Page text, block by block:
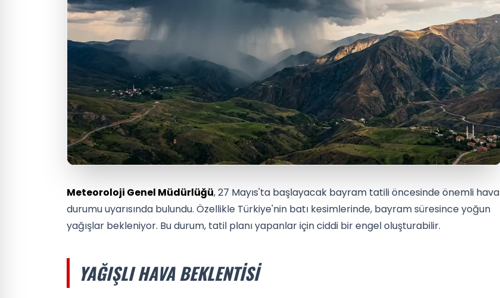
Meteoroloji Genel Müdürlüğü, 27 Mayıs'ta başlayacak bayram tatili öncesinde önemli hava
durumu uyarısında bulundu. Özellikle Türkiye'nin batı kesimlerinde, bayram süresince yoğun
yağışlar bekleniyor. Bu durum, tatil planı yapanlar için ciddi bir engel oluşturabilir.
YAĞIŞLI HAVA BEKLENTISI